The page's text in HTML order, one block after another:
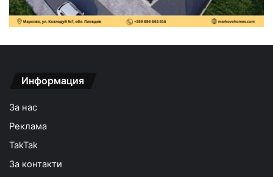
Информация
За нас
Реклама
TakTak
За контакти